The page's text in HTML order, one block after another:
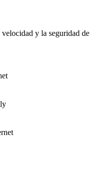
y la seguridad de